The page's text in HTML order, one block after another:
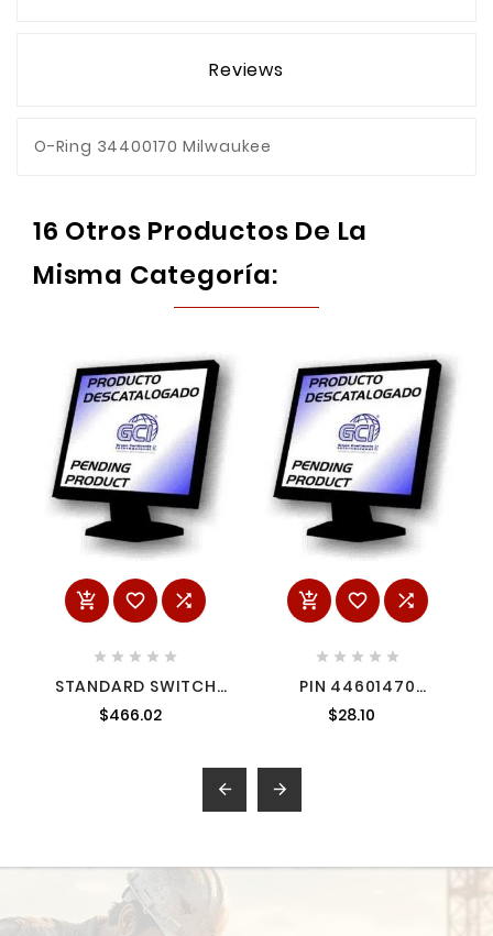
Reviews
O-Ring 34400170 Milwaukee
16 Otros Productos De La
Misma Categoría:
  
    
STANDARD SWITCH
120V 23660232
MILWAUKEE
$466.02
  
    
PIN 44601470
MILWAUKEE
$28.10
 